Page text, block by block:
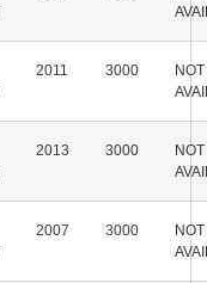
2011 3000
NOT
2013 3000
NOT
2007 3000
NOT